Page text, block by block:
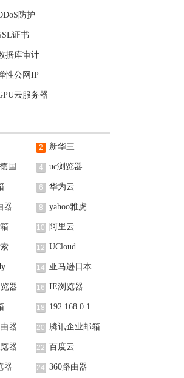
防护
证书
据库审计
性公网IP
云服务器
2 新华三
国 4 uc浏览器
6 华为云
器 8 yahoo雅虎
10 阿里云
12 UCloud
14 亚马逊日本
器 16 IE浏览器
18 192.168.0.1
器 20 腾讯企业邮箱
器 22 百度云
器 24 360路由器